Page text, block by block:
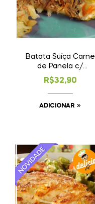
Batata Suíça Carne
de Panela c/
Requeijão
R$32,90
ADICIONAR